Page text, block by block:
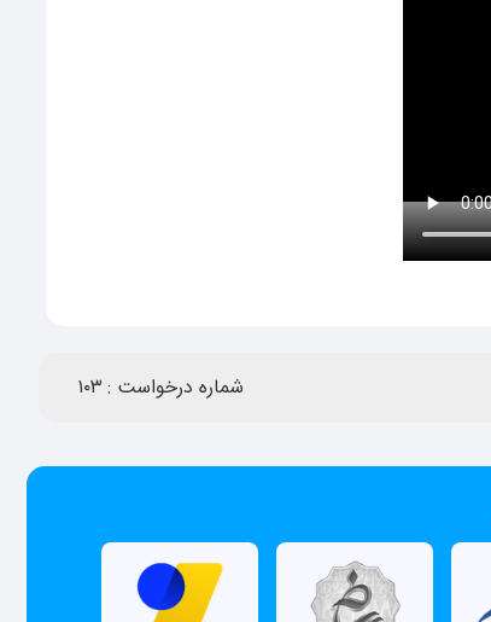
شماره درخواست : ۱۰۳